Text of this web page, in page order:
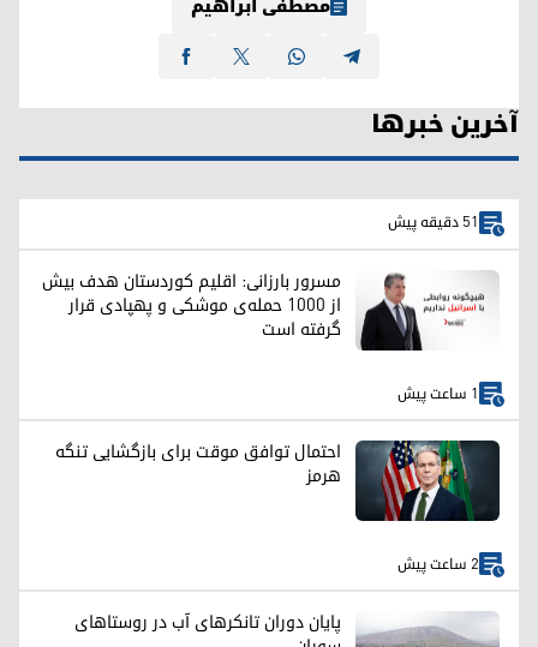
آخرین خبرها
51 دقیقه پیش
مسرور بارزانی: اقلیم کوردستان هدف بیش
از ۱۰۰۰ حمله‌ی موشکی و پهپادی قرار
گرفته است
1 ساعت پیش
احتمال توافق موقت برای بازگشایی تنگه
هرمز
2 ساعت پیش
پایان دوران تانکرهای آب در روستاهای